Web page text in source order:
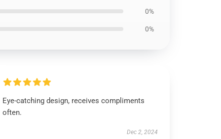
0%
0%
Eye-catching design, receives compliments
often.
Dec 2, 2024